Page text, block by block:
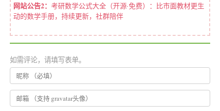
网站公告2： 考研数学公式大全（开源·免费）：比市面教材更生
动的数学手册，持续更新，社群陪伴
如需评论，请填写表单。